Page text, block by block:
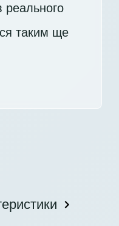
реального
таким ще